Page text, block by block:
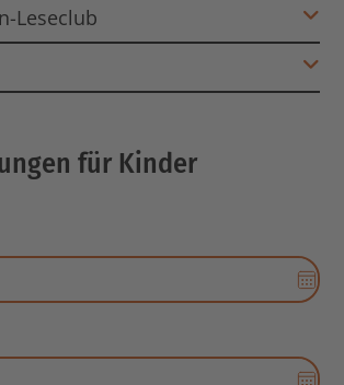
Leseclub
für Kinder